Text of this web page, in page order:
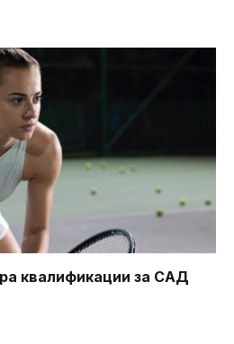
квалификации за САД